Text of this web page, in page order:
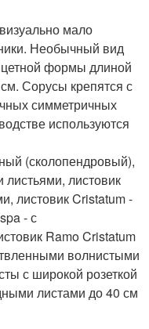
мало
Необычный вид
формы длиной
Сорусы крепятся с
симметричных
используются
(сколопендровый),
листовик
листовик Cristatum -
- с
Ramo Cristatum
волнистыми
с широкой розеткой
листами до 40 см